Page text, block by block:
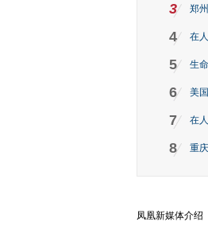
3 郑
4 在
5 生
6 美
7 在
8 重
凤凰新媒体介绍